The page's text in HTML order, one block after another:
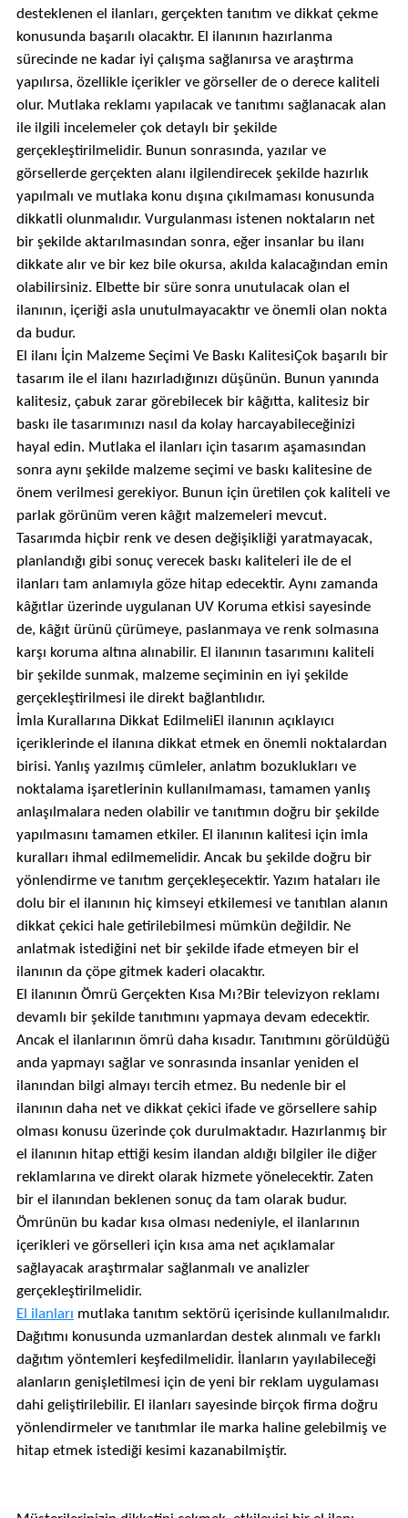
desteklenen el ilanları, gerçekten tanıtım ve dikkat çekme
konusunda başarılı olacaktır. El ilanının hazırlanma
sürecinde ne kadar iyi çalışma sağlanırsa ve araştırma
yapılırsa, özellikle içerikler ve görseller de o derece kaliteli
olur. Mutlaka reklamı yapılacak ve tanıtımı sağlanacak alan
ile ilgili incelemeler çok detaylı bir şekilde
gerçekleştirilmelidir. Bunun sonrasında, yazılar ve
görsellerde gerçekten alanı ilgilendirecek şekilde hazırlık
yapılmalı ve mutlaka konu dışına çıkılmaması konusunda
dikkatli olunmalıdır. Vurgulanması istenen noktaların net
bir şekilde aktarılmasından sonra, eğer insanlar bu ilanı
dikkate alır ve bir kez bile okursa, akılda kalacağından emin
olabilirsiniz. Elbette bir süre sonra unutulacak olan el
ilanının, içeriği asla unutulmayacaktır ve önemli olan nokta
da budur.
El ilanı İçin Malzeme Seçimi Ve Baskı KalitesiÇok başarılı bir
tasarım ile el ilanı hazırladığınızı düşünün. Bunun yanında
kalitesiz, çabuk zarar görebilecek bir kâğıtta, kalitesiz bir
baskı ile tasarımınızı nasıl da kolay harcayabileceğinizi
hayal edin. Mutlaka el ilanları için tasarım aşamasından
sonra aynı şekilde malzeme seçimi ve baskı kalitesine de
önem verilmesi gerekiyor. Bunun için üretilen çok kaliteli ve
parlak görünüm veren kâğıt malzemeleri mevcut.
Tasarımda hiçbir renk ve desen değişikliği yaratmayacak,
planlandığı gibi sonuç verecek baskı kaliteleri ile de el
ilanları tam anlamıyla göze hitap edecektir. Aynı zamanda
kâğıtlar üzerinde uygulanan UV Koruma etkisi sayesinde
de, kâğıt ürünü çürümeye, paslanmaya ve renk solmasına
karşı koruma altına alınabilir. El ilanının tasarımını kaliteli
bir şekilde sunmak, malzeme seçiminin en iyi şekilde
gerçekleştirilmesi ile direkt bağlantılıdır.
İmla Kurallarına Dikkat EdilmeliEl ilanının açıklayıcı
içeriklerinde el ilanına dikkat etmek en önemli noktalardan
birisi. Yanlış yazılmış cümleler, anlatım bozuklukları ve
noktalama işaretlerinin kullanılmaması, tamamen yanlış
anlaşılmalara neden olabilir ve tanıtımın doğru bir şekilde
yapılmasını tamamen etkiler. El ilanının kalitesi için imla
kuralları ihmal edilmemelidir. Ancak bu şekilde doğru bir
yönlendirme ve tanıtım gerçekleşecektir. Yazım hataları ile
dolu bir el ilanının hiç kimseyi etkilemesi ve tanıtılan alanın
dikkat çekici hale getirilebilmesi mümkün değildir. Ne
anlatmak istediğini net bir şekilde ifade etmeyen bir el
ilanının da çöpe gitmek kaderi olacaktır.
El ilanının Ömrü Gerçekten Kısa Mı?Bir televizyon reklamı
devamlı bir şekilde tanıtımını yapmaya devam edecektir.
Ancak el ilanlarının ömrü daha kısadır. Tanıtımını görüldüğü
anda yapmayı sağlar ve sonrasında insanlar yeniden el
ilanından bilgi almayı tercih etmez. Bu nedenle bir el
ilanının daha net ve dikkat çekici ifade ve görsellere sahip
olması konusu üzerinde çok durulmaktadır. Hazırlanmış bir
el ilanının hitap ettiği kesim ilandan aldığı bilgiler ile diğer
reklamlarına ve direkt olarak hizmete yönelecektir. Zaten
bir el ilanından beklenen sonuç da tam olarak budur.
Ömrünün bu kadar kısa olması nedeniyle, el ilanlarının
içerikleri ve görselleri için kısa ama net açıklamalar
sağlayacak araştırmalar sağlanmalı ve analizler
gerçekleştirilmelidir.
El ilanları mutlaka tanıtım sektörü içerisinde kullanılmalıdır.
Dağıtımı konusunda uzmanlardan destek alınmalı ve farklı
dağıtım yöntemleri keşfedilmelidir. İlanların yayılabileceği
alanların genişletilmesi için de yeni bir reklam uygulaması
dahi geliştirilebilir. El ilanları sayesinde birçok firma doğru
yönlendirmeler ve tanıtımlar ile marka haline gelebilmiş ve
hitap etmek istediği kesimi kazanabilmiştir.